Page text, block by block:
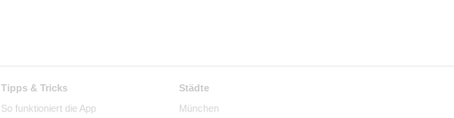
Tipps & Tricks
So funktioniert die App
Städte
München